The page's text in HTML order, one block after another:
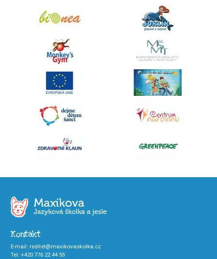
Kontakt
E-mail: reditel@maxikovaskolka.cz
Tel: +420 776 22 44 55